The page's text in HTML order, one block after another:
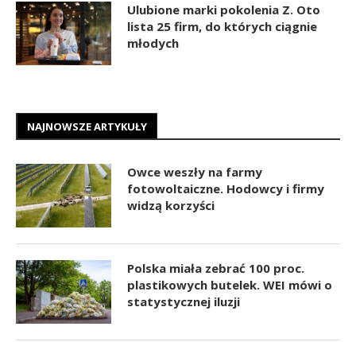
Ulubione marki pokolenia Z. Oto
lista 25 firm, do których ciągnie
młodych
NAJNOWSZE ARTYKUŁY
Owce weszły na farmy
fotowoltaiczne. Hodowcy i firmy
widzą korzyści
Polska miała zebrać 100 proc.
plastikowych butelek. WEI mówi o
statystycznej iluzji